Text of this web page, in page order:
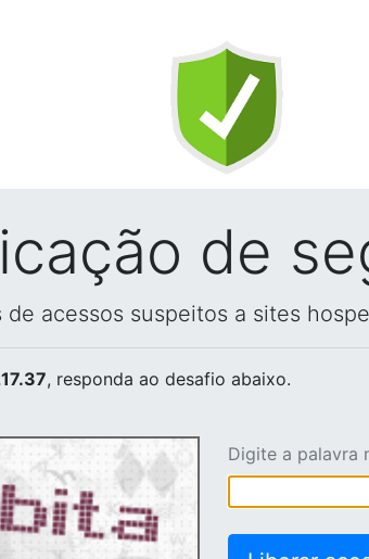
de
acessos suspeitos a sites
, responda ao desafio abaixo.
Digite a palavra